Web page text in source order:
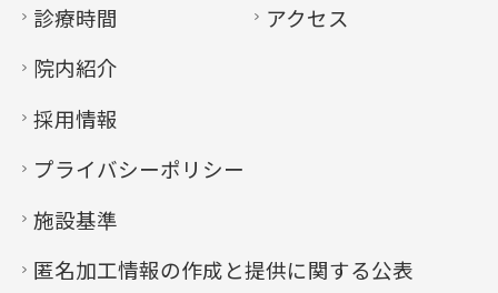
診療時間
アクセス
院内紹介
採用情報
プライバシーポリシー
施設基準
匿名加工情報の作成と提供に関する公表